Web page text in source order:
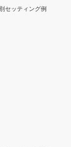
セッティング例